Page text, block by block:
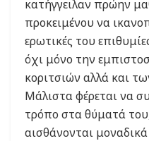
κατήγγειλαν πρώην
προκειμένου να
ερωτικές του
όχι μόνο την
κοριτσιών αλλά και
Μάλιστα φέρεται να
τρόπο στα θύματά
αισθάνονται